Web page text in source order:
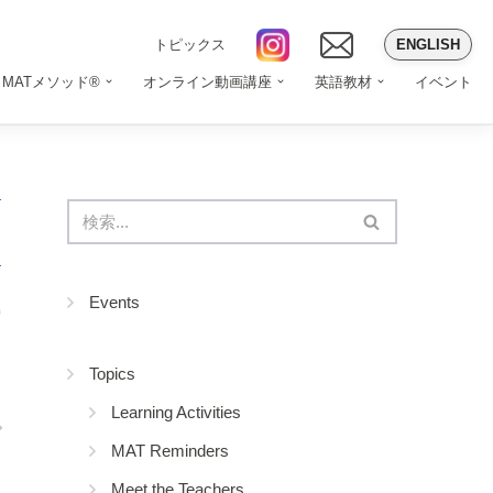
MATメソッド® オンライン動画講座 英語教材 イベント
トピックス ENGLISH
Events
Topics
Learning Activities
MAT Reminders